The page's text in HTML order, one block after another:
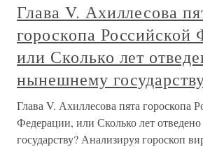
Глава V. Ахиллесова
гороскопа Российской
или Сколько лет
нынешнему
Глава V. Ахиллесова пята гороскопа
Федерации, или Сколько лет
государству? Анализируя гороскоп